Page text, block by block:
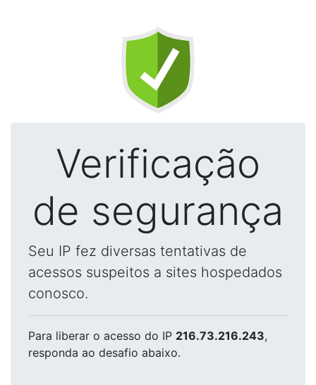
Verificação
de segurança
Seu IP fez diversas tentativas de
acessos suspeitos a sites hospedados
conosco.
Para liberar o acesso do IP 216.73.216.243,
responda ao desafio abaixo.